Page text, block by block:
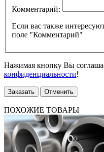
Комментарий:
Если вас также
поле "Комментарий"
Нажимая кнопку Вы
конфиденциальности!
Заказать Отменить
ПОХОЖИЕ ТОВАРЫ